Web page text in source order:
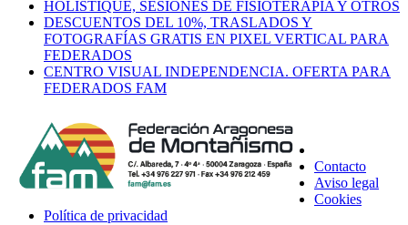
HOLISTIQUE, SESIONES DE FISIOTERAPIA Y OTROS
DESCUENTOS DEL 10%, TRASLADOS Y
FOTOGRAFÍAS GRATIS EN PIXEL VERTICAL PARA
FEDERADOS
CENTRO VISUAL INDEPENDENCIA. OFERTA PARA
FEDERADOS FAM
Contacto
Aviso legal
Cookies
Política de privacidad